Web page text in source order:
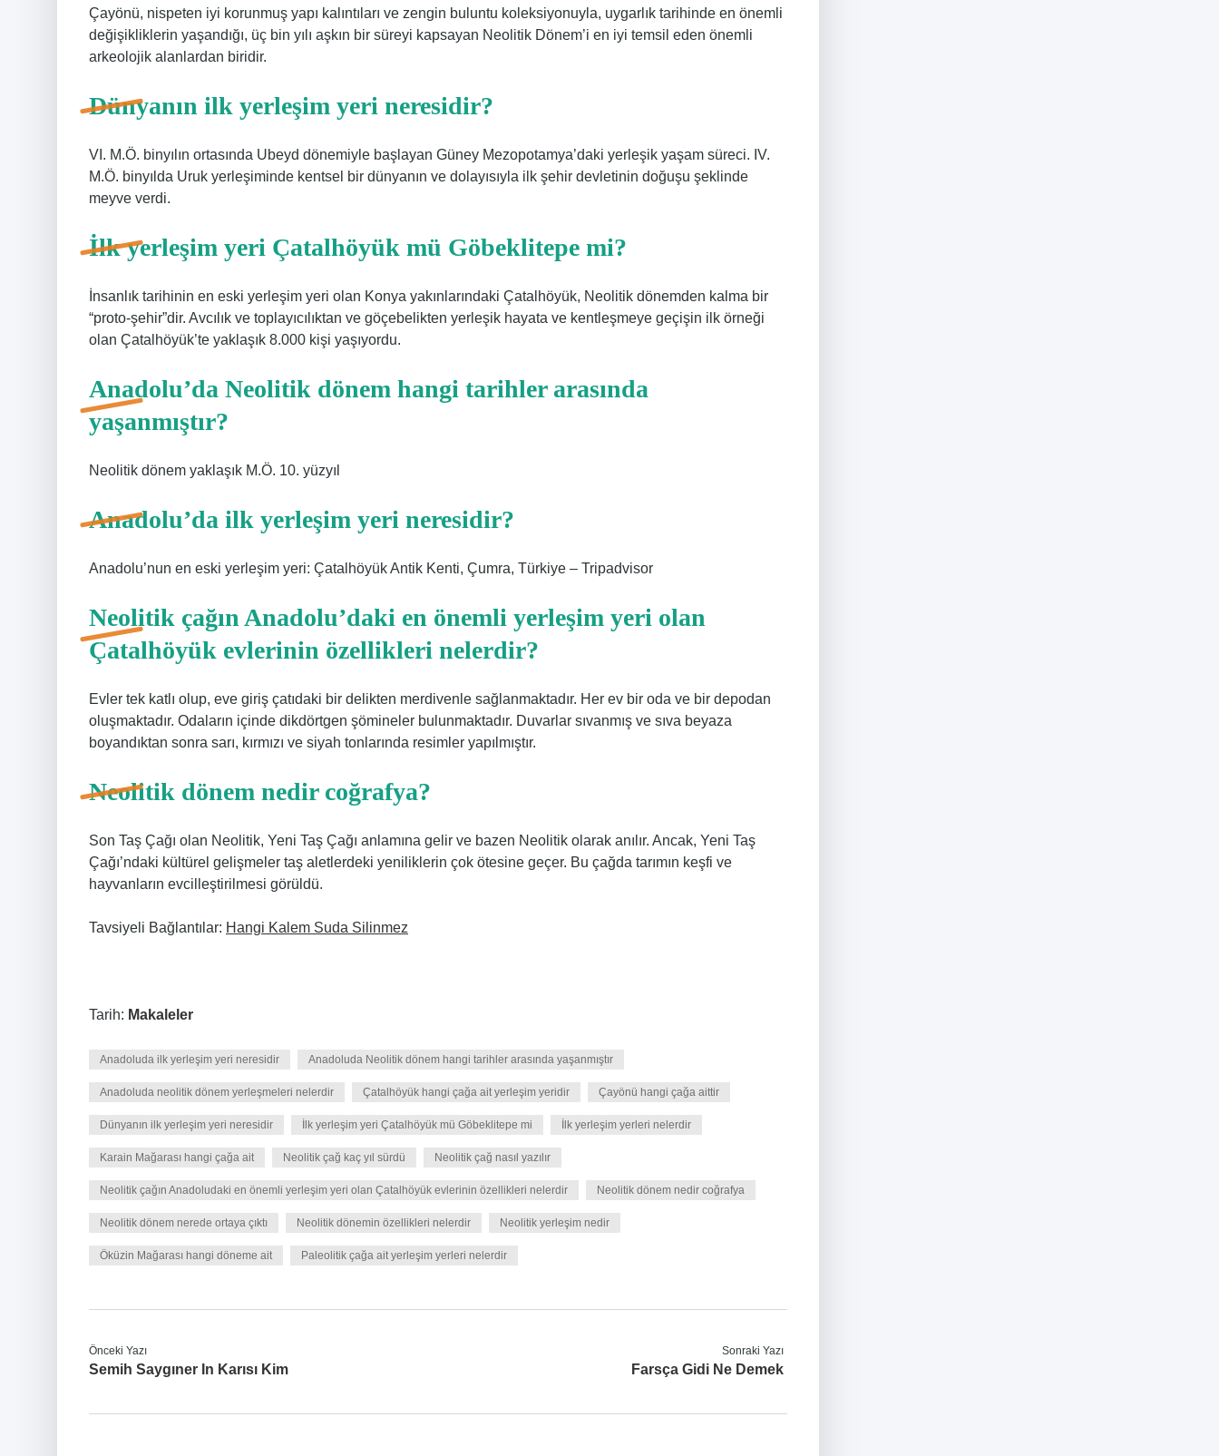
Çayönü, nispeten iyi korunmuş yapı kalıntıları ve zengin buluntu koleksiyonuyla, uygarlık tarihinde en önemli
değişikliklerin yaşandığı, üç bin yılı aşkın bir süreyi kapsayan Neolitik Dönem’i en iyi temsil eden önemli
arkeolojik alanlardan biridir.
Dünyanın ilk yerleşim yeri neresidir?
VI. M.Ö. binyılın ortasında Ubeyd dönemiyle başlayan Güney Mezopotamya’daki yerleşik yaşam süreci. IV.
M.Ö. binyılda Uruk yerleşiminde kentsel bir dünyanın ve dolayısıyla ilk şehir devletinin doğuşu şeklinde
meyve verdi.
İlk yerleşim yeri Çatalhöyük mü Göbeklitepe mi?
İnsanlık tarihinin en eski yerleşim yeri olan Konya yakınlarındaki Çatalhöyük, Neolitik dönemden kalma bir
“proto-şehir”dir. Avcılık ve toplayıcılıktan ve göçebelikten yerleşik hayata ve kentleşmeye geçişin ilk örneği
olan Çatalhöyük’te yaklaşık 8.000 kişi yaşıyordu.
Anadolu’da Neolitik dönem hangi tarihler arasında
yaşanmıştır?
Neolitik dönem yaklaşık M.Ö. 10. yüzyıl
Anadolu’da ilk yerleşim yeri neresidir?
Anadolu’nun en eski yerleşim yeri: Çatalhöyük Antik Kenti, Çumra, Türkiye – Tripadvisor
Neolitik çağın Anadolu’daki en önemli yerleşim yeri olan
Çatalhöyük evlerinin özellikleri nelerdir?
Evler tek katlı olup, eve giriş çatıdaki bir delikten merdivenle sağlanmaktadır. Her ev bir oda ve bir depodan
oluşmaktadır. Odaların içinde dikdörtgen şömineler bulunmaktadır. Duvarlar sıvanmış ve sıva beyaza
boyandıktan sonra sarı, kırmızı ve siyah tonlarında resimler yapılmıştır.
Neolitik dönem nedir coğrafya?
Son Taş Çağı olan Neolitik, Yeni Taş Çağı anlamına gelir ve bazen Neolitik olarak anılır. Ancak, Yeni Taş
Çağı’ndaki kültürel gelişmeler taş aletlerdeki yeniliklerin çok ötesine geçer. Bu çağda tarımın keşfi ve
hayvanların evcilleştirilmesi görüldü.
Tavsiyeli Bağlantılar: Hangi Kalem Suda Silinmez
Tarih: Makaleler
Anadoluda ilk yerleşim yeri neresidir Anadoluda Neolitik dönem hangi tarihler arasında yaşanmıştır
Anadoluda neolitik dönem yerleşmeleri nelerdir Çatalhöyük hangi çağa ait yerleşim yeridir Çayönü hangi çağa aittir
Dünyanın ilk yerleşim yeri neresidir İlk yerleşim yeri Çatalhöyük mü Göbeklitepe mi İlk yerleşim yerleri nelerdir
Karain Mağarası hangi çağa ait Neolitik çağ kaç yıl sürdü Neolitik çağ nasıl yazılır
Neolitik çağın Anadoludaki en önemli yerleşim yeri olan Çatalhöyük evlerinin özellikleri nelerdir Neolitik dönem nedir coğrafya
Neolitik dönem nerede ortaya çıktı Neolitik dönemin özellikleri nelerdir Neolitik yerleşim nedir
Öküzin Mağarası hangi döneme ait Paleolitik çağa ait yerleşim yerleri nelerdir
Önceki Yazı
Semih Saygıner In Karısı Kim
Sonraki Yazı
Farsça Gidi Ne Demek